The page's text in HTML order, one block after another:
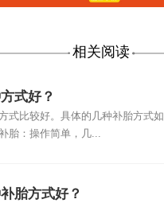
相关阅读
式好？
式比较好。具体的几种补胎方式如
胎：操作简单，几...
胎方式好？